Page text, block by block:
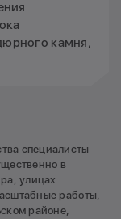
камня,
специалисты
в
улицах
работы,
районе,